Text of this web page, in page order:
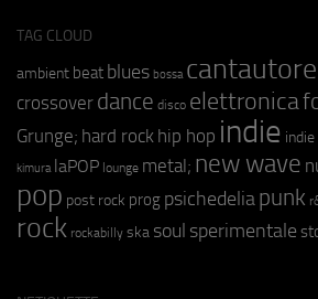
TAG CLOUD
ambient beat blues bossa cantautore
crossover dance disco elettronica
Grunge; hard rock hip hop indie
kimura laPOP lounge metal; new wave
pop post rock prog psichedeliapunk
rock rockabilly ska soul sperimentale